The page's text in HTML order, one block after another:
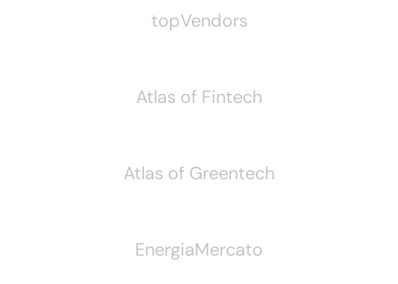
topVendors
Atlas of Fintech
Atlas of Greentech
EnergiaMercato